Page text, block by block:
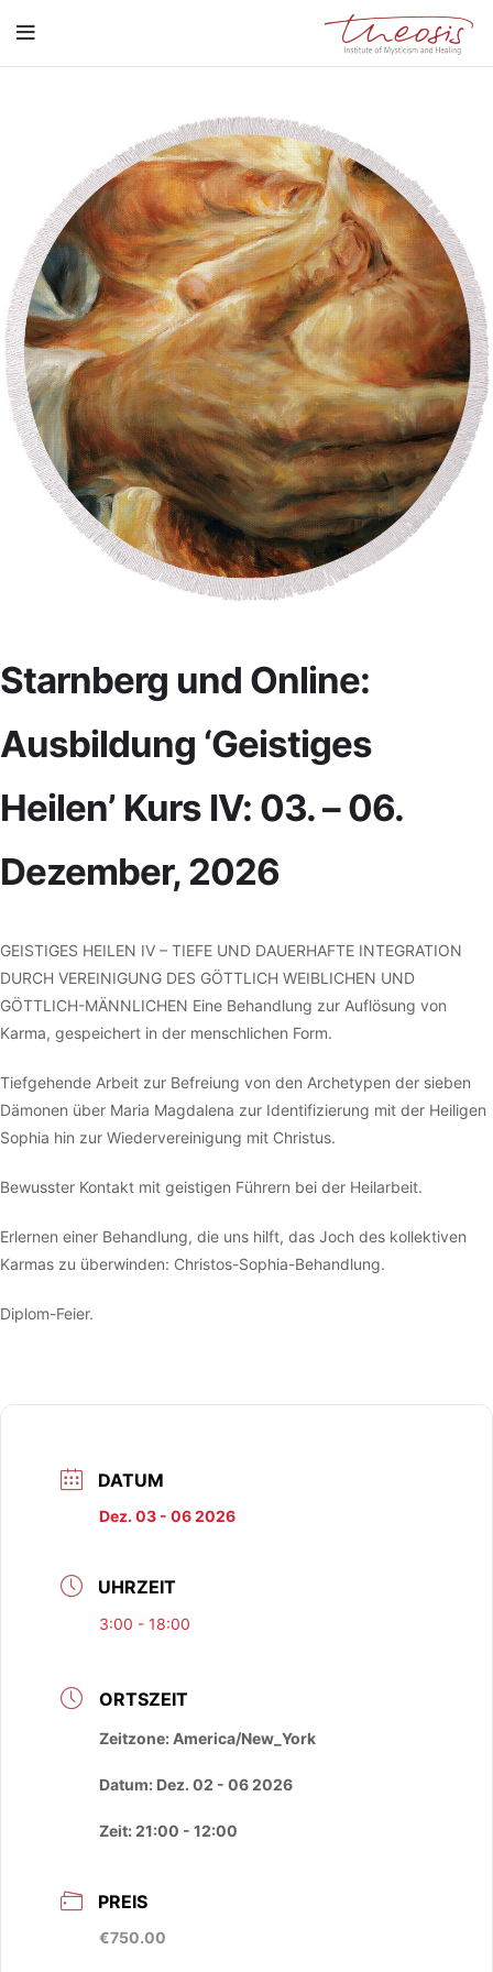
Starnberg und Online:
Ausbildung ‘Geistiges
Heilen’ Kurs IV: 03. – 06.
Dezember, 2026
GEISTIGES HEILEN IV – TIEFE UND DAUERHAFTE INTEGRATION
DURCH VEREINIGUNG DES GÖTTLICH WEIBLICHEN UND
GÖTTLICH-MÄNNLICHEN Eine Behandlung zur Auflösung von
Karma, gespeichert in der menschlichen Form.
Tiefgehende Arbeit zur Befreiung von den Archetypen der sieben
Dämonen über Maria Magdalena zur Identifizierung mit der Heiligen
Sophia hin zur Wiedervereinigung mit Christus.
Bewusster Kontakt mit geistigen Führern bei der Heilarbeit.
Erlernen einer Behandlung, die uns hilft, das Joch des kollektiven
Karmas zu überwinden: Christos-Sophia-Behandlung.
Diplom-Feier.
DATUM
Dez. 03 - 06 2026
UHRZEIT
3:00 - 18:00
ORTSZEIT
Zeitzone:America/New_York
Datum: Dez. 02 - 06 2026
Zeit:21:00 - 12:00
PREIS
€750.00